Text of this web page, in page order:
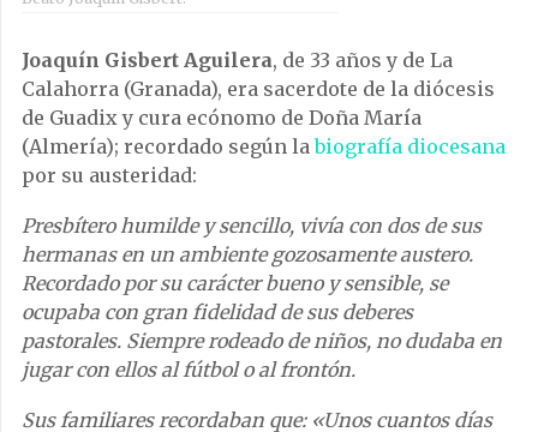
Joaquín Gisbert Aguilera, de 33 años y de La
Calahorra (Granada), era sacerdote de la diócesis
de Guadix y cura ecónomo de Doña María
(Almería); recordado según labiografía diocesana
por su austeridad:
Presbítero humilde y sencillo, vivía con dos de sus
hermanas en un ambiente gozosamente austero.
Recordado por su carácter bueno y sensible, se
ocupaba con gran fidelidad de sus deberes
pastorales. Siempre rodeado de niños, no dudaba en
jugar con ellos al fútbol o al frontón.
Sus familiares recordaban que: «Unos cuantos días